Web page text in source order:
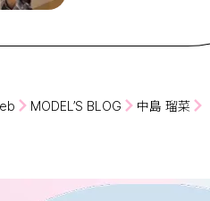
MODEL’S BLOG 中島 瑠菜